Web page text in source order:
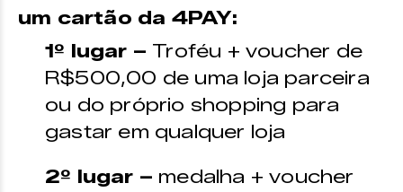
um cartão da 4PAY:
1º lugar – Troféu + voucher de
R$500,00 de uma loja parceira
ou do próprio shopping para
gastar em qualquer loja
2º lugar – medalha + voucher